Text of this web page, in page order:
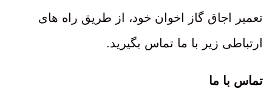
تعمیر اجاق گاز اخوان خود، از طریق راه های
ارتباطی زیر با ما تماس بگیرید.
تماس با ما